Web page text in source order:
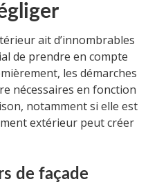
ait d’innombrables
de prendre en compte
les démarches
nécessaires en fonction
notamment si elle est
extérieur peut créer
de façade